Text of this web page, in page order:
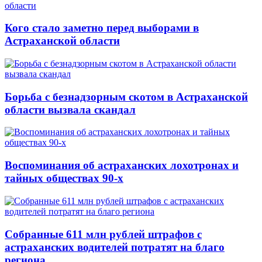
Кого стало заметно перед выборами в
Астраханской области
Борьба с безнадзорным скотом в Астраханской
области вызвала скандал
Воспоминания об астраханских лохотронах и
тайных обществах 90-х
Собранные 611 млн рублей штрафов с
астраханских водителей потратят на благо